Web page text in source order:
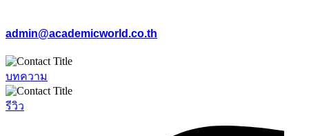
admin@academicworld.co.th
บทความ
รีวิว